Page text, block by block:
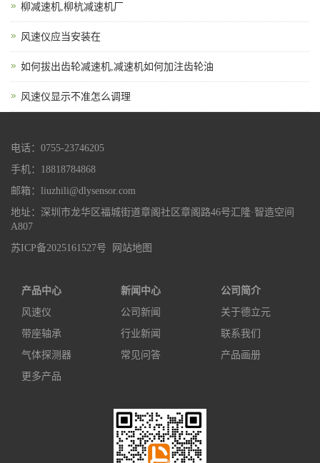
柳减速机,柳杭减速机厂
风速仪应当安装在
如何拔出齿轮减速机,减速机如何加注齿轮油
风速仪显示不准怎么调理
电话：0755-23746205
手机：18818784868
邮箱：liuzhili@dlysensor.com
地址：深圳市龙华区福城街道章阁社区章阁路46号汇隆·智造空间
A807
苏ICP备2025161527号
网站地图
产品中心
风速仪
带座轴承
气体探测器
更多产品
新闻中心
公司新闻
行业新闻
常见问答
公司简介
关于德立元
联系我们
产品画册